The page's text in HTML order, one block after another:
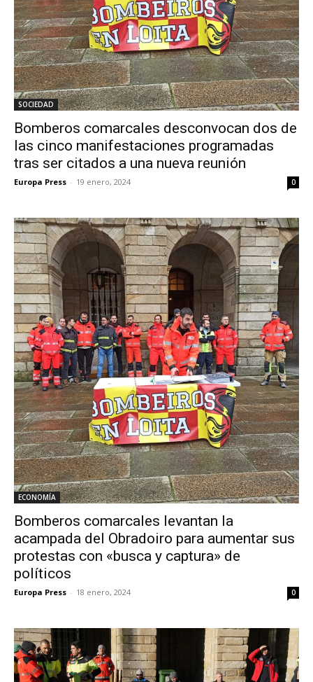
SOCIEDAD
Bomberos comarcales desconvocan dos de
las cinco manifestaciones programadas
tras ser citados a una nueva reunión
Europa Press - 19 enero, 2024 0
ECONOMÍA
Bomberos comarcales levantan la
acampada del Obradoiro para aumentar sus
protestas con «busca y captura» de
políticos
Europa Press - 18 enero, 2024 0